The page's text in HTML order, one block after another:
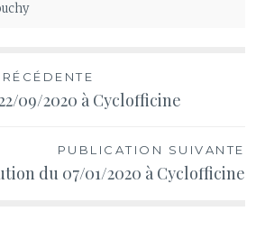
09/2020 à Cyclofficine
PUBLICATION SUIVANTE
du 07/01/2020 à Cyclofficine